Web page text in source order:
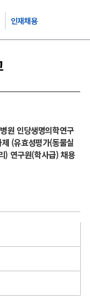
인재채용
원 인당생명의학연구
(유효성평가(동물실
) 연구원(학사급) 채용